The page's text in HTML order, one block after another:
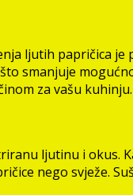
ljutih papričica
smanjuje
za vašu kuhinju.
ljutinu i okus.
nego svježe.